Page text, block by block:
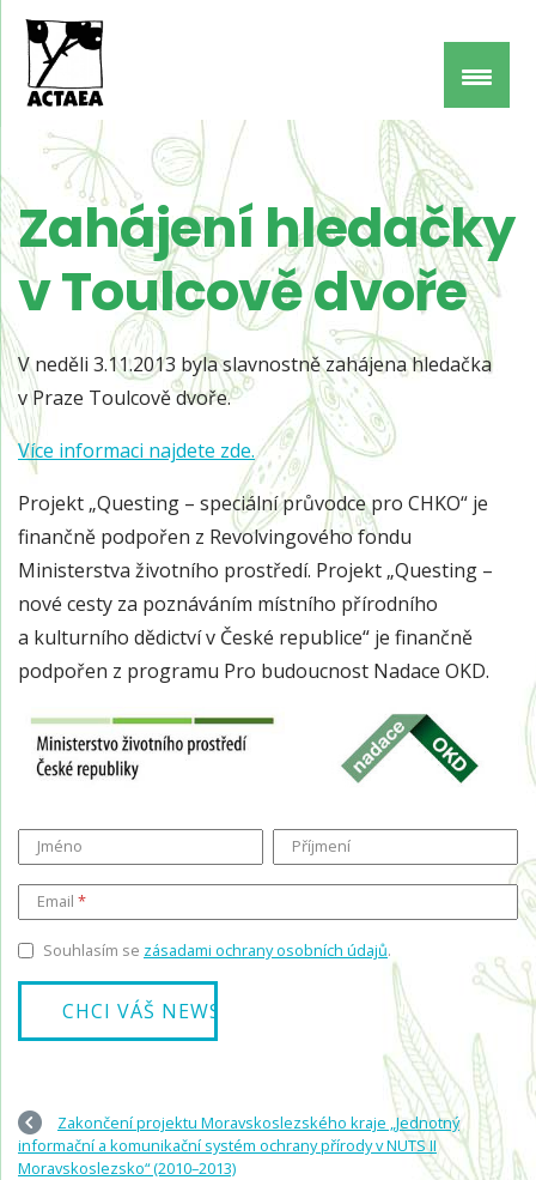
Zahájení hledačky
v Toulcově dvoře
V neděli 3.11.2013 byla slavnostně zahájena hledačka
v Praze Toulcově dvoře.
Více informaci najdete zde.
Projekt „Questing – speciální průvodce pro CHKO“ je
finančně podpořen z Revolvingového fondu
Ministerstva životního prostředí. Projekt „Questing –
nové cesty za poznáváním místního přírodního
a kulturního dědictví v České republice“ je finančně
podpořen z programu Pro budoucnost Nadace OKD.
Jméno Příjmení
Email
Souhlasím se zásadami ochrany osobních údajů.
Zakončení projektu Moravskoslezského kraje „Jednotný
informační a komunikační systém ochrany přírody v NUTS II
Moravskoslezsko“ (2010–2013)